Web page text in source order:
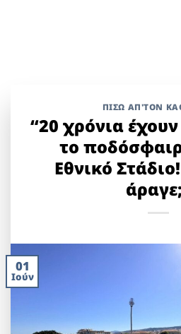
ΠΙΣΩ ΑΠ'ΤΟΝ
“20 χρόνια
το
Εθνικό
01
Ιούν